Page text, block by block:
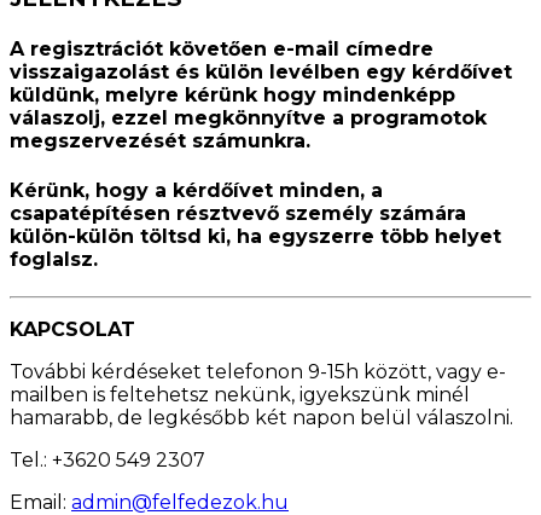
A regisztrációt követően e-mail címedre
visszaigazolást és külön levélben egy kérdőívet
küldünk, melyre kérünk hogy mindenképp
válaszolj, ezzel megkönnyítve a programotok
megszervezését számunkra.
Kérünk, hogy a kérdőívet minden, a
csapatépítésen résztvevő személy számára
külön-külön töltsd ki, ha egyszerre több helyet
foglalsz.
KAPCSOLAT
További kérdéseket telefonon 9-15h között, vagy e-
mailben is feltehetsz nekünk, igyekszünk minél
hamarabb, de legkésőbb két napon belül válaszolni.
Tel.: +3620 549 2307
Email: admin@felfedezok.hu